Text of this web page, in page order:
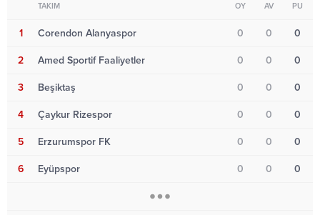
TAKIM OY AV PU
1 Corendon Alanyaspor 0 0 0
2 Amed Sportif Faaliyetler 0 0 0
3 Beşiktaş 0 0 0
4 Çaykur Rizespor 0 0 0
5 Erzurumspor FK 0 0 0
6 Eyüpspor 0 0 0